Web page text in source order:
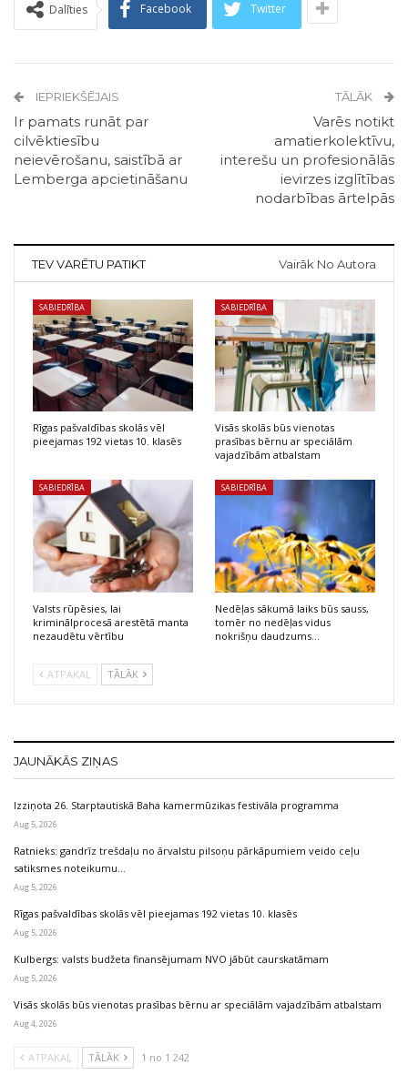
Dalīties Facebook Twitter
IEPRIEKŠĒJAIS
Ir pamats runāt par
cilvēktiesību
neievērošanu, saistībā ar
Lemberga apcietināšanu
TĀLĀK
Varēs notikt
amatierkolektīvu,
interešu un profesionālās
ievirzes izglītības
nodarbības ārtelpās
TEV VARĒTU PATIKT Vairāk No Autora
SABIEDRĪBA
Rīgas pašvaldības skolās vēl
pieejamas 192 vietas 10. klasēs
SABIEDRĪBA
Visās skolās būs vienotas
prasības bērnu ar speciālām
vajadzībām atbalstam
SABIEDRĪBA
Valsts rūpēsies, lai
kriminālprocesā arestētā manta
nezaudētu vērtību
SABIEDRĪBA
Nedēļas sākumā laiks būs sauss,
tomēr no nedēļas vidus
nokrišņu daudzums…
ATPAKAĻ TĀLĀK
JAUNĀKĀS ZIŅAS
Izziņota 26. Starptautiskā Baha kamermūzikas festivāla programma
Aug 5, 2026
Ratnieks: gandrīz trešdaļu no ārvalstu pilsoņu pārkāpumiem veido ceļu
satiksmes noteikumu…
Aug 5, 2026
Rīgas pašvaldības skolās vēl pieejamas 192 vietas 10. klasēs
Aug 5, 2026
Kulbergs: valsts budžeta finansējumam NVO jābūt caurskatāmam
Aug 5, 2026
Visās skolās būs vienotas prasības bērnu ar speciālām vajadzībām atbalstam
Aug 4, 2026
ATPAKAĻ TĀLĀK 1 no 1 242